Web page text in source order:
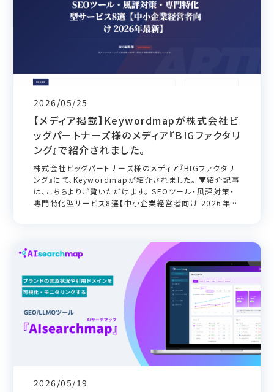
2026/05/25
【メディア掲載】Keywordmapが株式会社ビ
ッグパートナーズ様のメディア『BIGファクタリ
ング』で紹介されました。
株式会社ビッグパートナーズ様のメディア『BIGファクタリ
ング』にて、Keywordmapが紹介されました。 ▼紹介記事
は、こちらよりご覧いただけます。 SEOツール・風評対策・
専門特化型サービス8選【中小企業経営者向け 2026年最
2026/05/19